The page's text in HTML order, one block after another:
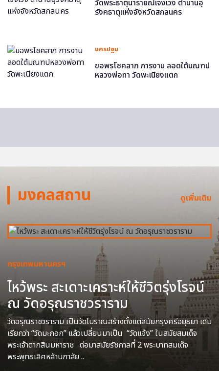
วัดพระธาตุนารายณ์เจงเวง ตำนานอุ
รังคธาตุแห่งจังหวัดสกลนคร
นครปฐม
ขอพรโชคลาภ การงาน ลอดใต้มณฑป
หลวงพ่อทา วัดพะเนียงแตก
มงคลสถาน ดูเพิ่มเติม
กรุงเทพมหานครฯ
ไหว้พระ สะเดาะเคราะห์ให้ชีวิตรุ่งโรจน์
ณ วัดอรุณราชวราราม
วัดอรุณราชวราราม เป็นวัดโบราณสร้างตั้งแต่สมัยกรุงศรีอยุธยา เดิม
เรียกว่า “วัดมะกอก” แล้วเปลี่ยนมาเป็น “วัดแจ้ง” ในสมัยสมเด็จ
พระเจ้าตากสินมหาราช ต่อมาสมัยรัชกาลที่ 2 พระบาทสมเด็จ
พระพุทธเลิศหล้านภาลัย ..